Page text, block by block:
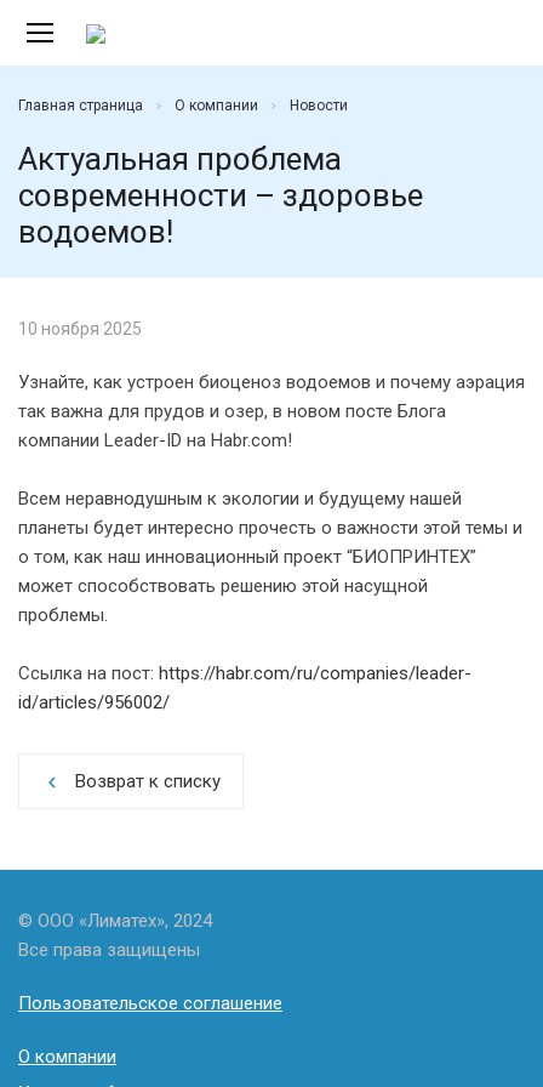
Главная страница О компании Новости
Актуальная проблема
современности – здоровье
водоемов!
10 ноября 2025
Узнайте, как устроен биоценоз водоемов и почему аэрация
так важна для прудов и озер, в новом посте Блога
компании Leader-ID на Habr.com!
Всем неравнодушным к экологии и будущему нашей
планеты будет интересно прочесть о важности этой темы и
о том, как наш инновационный проект “БИОПРИНТЕХ”
может способствовать решению этой насущной
проблемы.
Ссылка на пост: https://habr.com/ru/companies/leader-
id/articles/956002/
chevron_left Возврат к списку
© ООО «Лиматех», 2024
Все права защищены
Пользовательское соглашение
О компании